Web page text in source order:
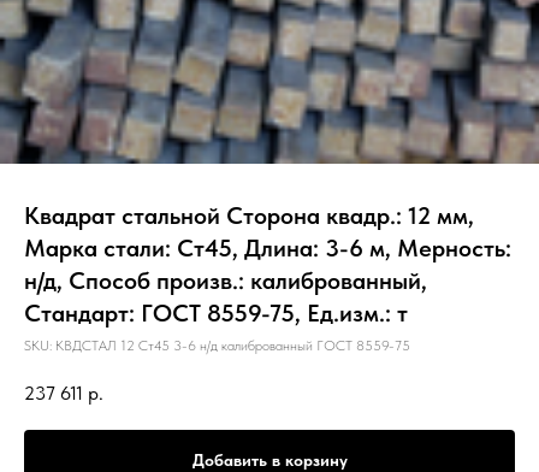
Квадрат стальной Сторона квадр.: 12 мм,
Марка стали: Ст45, Длина: 3-6 м, Мерность:
н/д, Способ произв.: калиброванный,
Стандарт: ГОСТ 8559-75, Ед.изм.: т
SKU: КВДСТАЛ 12 Ст45 3-6 н/д калиброванный ГОСТ 8559-75
237 611 р.
Добавить в корзину